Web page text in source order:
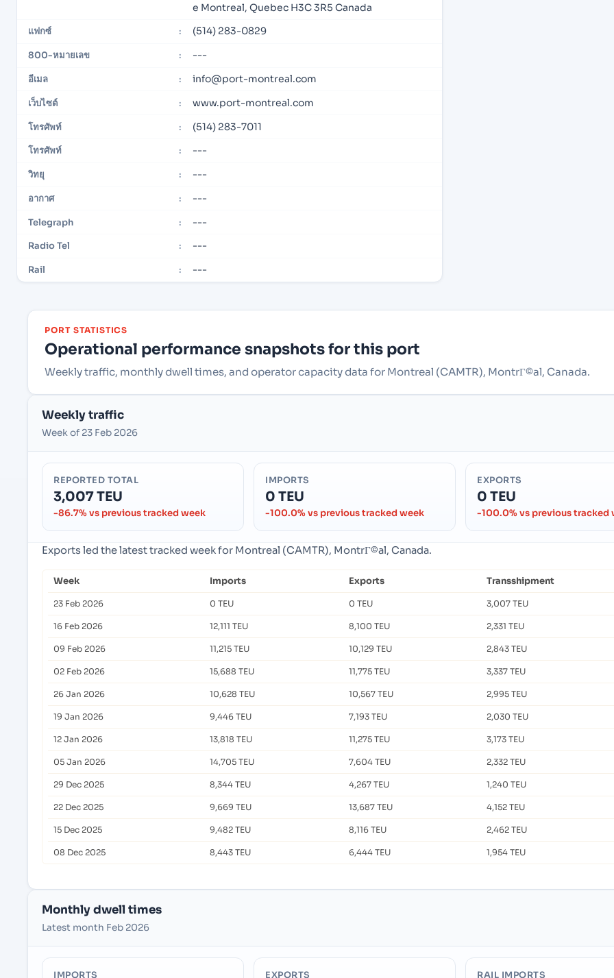
e Montreal, Quebec H3C 3R5 Canada
แฟกซ์ : (514) 283-0829
800-หมายเลข : ---
อีเมล : info@port-montreal.com
เว็บไซต์ : www.port-montreal.com
โทรศัพท์ : (514) 283-7011
โทรศัพท์ : ---
วิทยุ : ---
อากาศ : ---
Telegraph : ---
Radio Tel : ---
Rail : ---
PORT STATISTICS
Operational performance snapshots for this port
Weekly traffic, monthly dwell times, and operator capacity data for Montreal (CAMTR), MontrГ©al, Canada.
Weekly traffic
Week of 23 Feb 2026
REPORTED TOTAL
3,007 TEU
-86.7% vs previous tracked week
IMPORTS
0 TEU
-100.0% vs previous tracked week
EXPORTS
0 TEU
-100.0% vs previous tracked
Exports led the latest tracked week for Montreal (CAMTR), MontrГ©al, Canada.
Week Imports Exports Transshipment
23 Feb 2026 0 TEU 0 TEU 3,007 TEU
16 Feb 2026 12,111 TEU 8,100 TEU 2,331 TEU
09 Feb 2026 11,215 TEU 10,129 TEU 2,843 TEU
02 Feb 2026 15,688 TEU 11,775 TEU 3,337 TEU
26 Jan 2026 10,628 TEU 10,567 TEU 2,995 TEU
19 Jan 2026 9,446 TEU 7,193 TEU 2,030 TEU
12 Jan 2026 13,818 TEU 11,275 TEU 3,173 TEU
05 Jan 2026 14,705 TEU 7,604 TEU 2,332 TEU
29 Dec 2025 8,344 TEU 4,267 TEU 1,240 TEU
22 Dec 2025 9,669 TEU 13,687 TEU 4,152 TEU
15 Dec 2025 9,482 TEU 8,116 TEU 2,462 TEU
08 Dec 2025 8,443 TEU 6,444 TEU 1,954 TEU
Monthly dwell times
Latest month Feb 2026
IMPORTS EXPORTS RAIL IMPORTS